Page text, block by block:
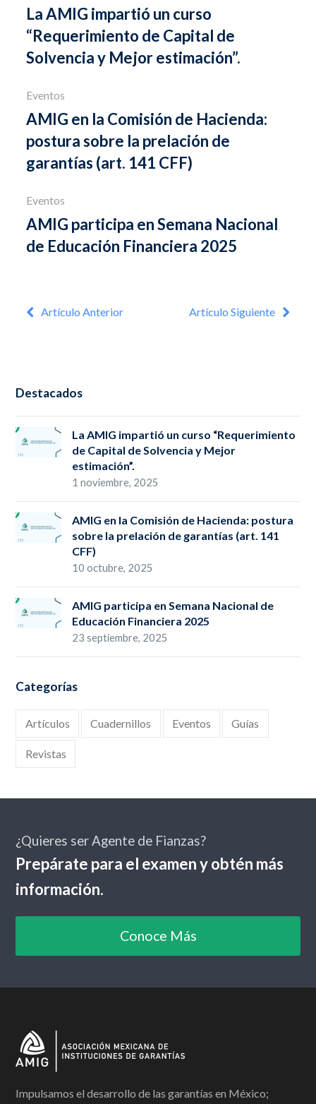
La AMIG impartió un curso
“Requerimiento de Capital de
Solvencia y Mejor estimación”.
Eventos
AMIG en la Comisión de Hacienda:
postura sobre la prelación de
garantías (art. 141 CFF)
Eventos
AMIG participa en Semana Nacional
de Educación Financiera 2025
Artículo Anterior Artículo Siguiente
Destacados
La AMIG impartió un curso “Requerimiento
de Capital de Solvencia y Mejor
estimación”.
1 noviembre, 2025
AMIG en la Comisión de Hacienda: postura
sobre la prelación de garantías (art. 141
CFF)
10 octubre, 2025
AMIG participa en Semana Nacional de
Educación Financiera 2025
23 septiembre, 2025
Categorías
Artículos Cuadernillos Eventos Guías
Revistas
¿Quieres ser Agente de Fianzas?
Prepárate para el examen y obtén más
información.
Conoce Más
Impulsamos el desarrollo de las garantías en México;